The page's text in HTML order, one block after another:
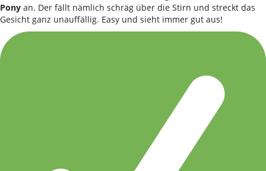
Pony an. Der fällt nämlich schräg über die Stirn und streckt das
Gesicht ganz unauffällig. Easy und sieht immer gut aus!